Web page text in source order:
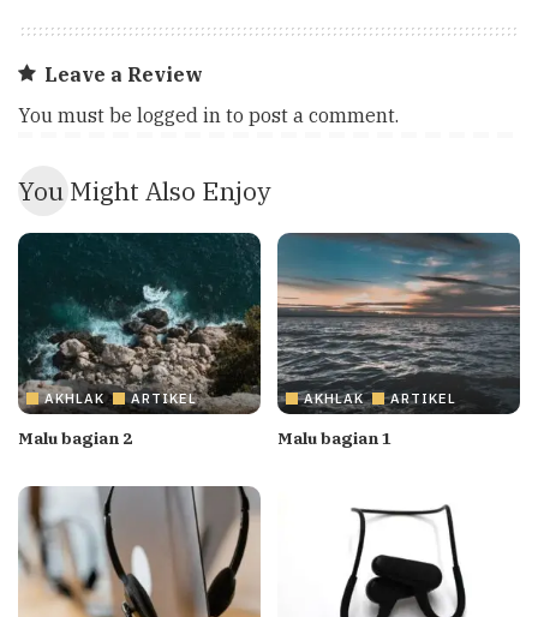
Leave a Review
You must be logged in to post a comment.
You Might Also Enjoy
AKHLAK ARTIKEL
Malu bagian 2
AKHLAK ARTIKEL
Malu bagian 1